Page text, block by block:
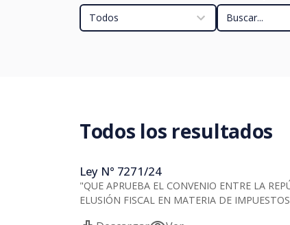
Todos los resultados
Ley N° 7271/24
"QUE APRUEBA EL CONVENIO ENTRE LA
ELUSIÓN FISCAL EN MATERIA DE